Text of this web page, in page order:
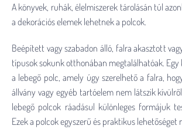
A könyvek, ruhák, élelmiszerek tárolásán túl
a dekorációs elemek lehetnek a polcok.
Beépített vagy szabadon álló, falra akasztott
típusok sokunk otthonában megtalálhatóak.
a lebegő polc, amely úgy szerelhető a falra,
állvány vagy egyéb tartóelem nem látszik
lebegő polcok ráadásul különleges formájuk
Ezek a polcok egyszerű és praktikus lehetőséget